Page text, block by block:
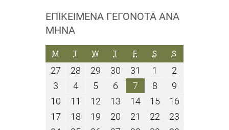
ΕΠΙΚΕΊΜΕΝΑ ΓΕΓΟΝΌΤΑ ΑΝΆ
ΜΉΝΑ
M ΔΕΥΤΈΡΑ
TΤΡΊΤΗ
WΤΕΤΆΡΤΗ
TΠΈΜΠΤΗ
FΠΑΡΑΣΚΕΥΉ
SΣΆΒΒΑΤΟ
SΚΥΡΙΑΚΉ
27
Ιουλίου
2026
28
Ιουλίου
2026
29
Ιουλίου
2026
30
Ιουλίου
2026
31
Ιουλίου
2026
1
Αυγούστου
2026
22
3
Αυγούστου
2026
44
Αυγούστου
2026
55
Αυγούστου
2026
6
Αυγούστου
2026
77
Αυγούστου
2026
88
Αυγούστου
2026
99
Αυγούστου
2026
10
Αυγούστου
2026
11
Αυγούστου
2026
12
Αυγούστου
2026
13
Αυγούστου
2026
1414
Αυγούστου
2026
1515
Αυγούστου
2026
1616
Αυγούστου
2026
17
Αυγούστου
18
Αυγούστου
19
Αυγούστου
20
Αυγούστου
21
Αυγούστου
2222
Αυγούστου
2323